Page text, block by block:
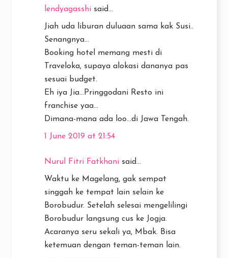
lendyagasshi said...
Jiah uda liburan duluaan sama kak Susi..
Senangnya...
Booking hotel memang mesti di
Traveloka, supaya alokasi dananya pas
sesuai budget.
Eh iya Jia...Pringgodani Resto ini
franchise yaa...
Dimana-mana ada loo...di Jawa Tengah.
1 June 2019 at 21:54
Nurul Fitri Fatkhani said...
Waktu ke Magelang, gak sempat
singgah ke tempat lain selain ke
Borobudur. Setelah selesai mengelilingi
Borobudur langsung cus ke Jogja.
Acaranya seru sekali ya, Mbak. Bisa
ketemuan dengan teman-teman lain.